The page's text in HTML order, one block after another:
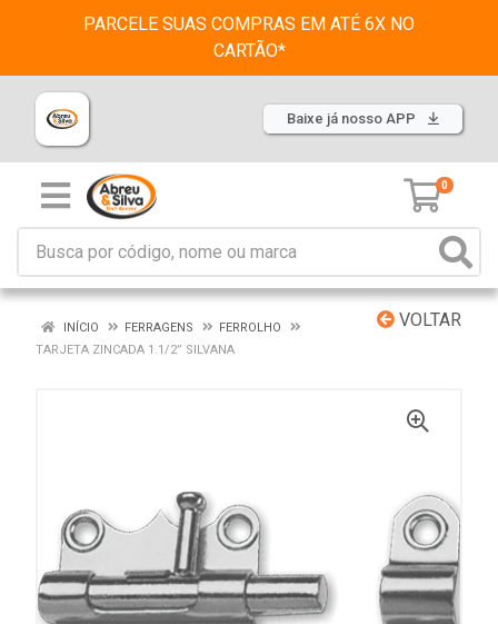
PARCELE SUAS COMPRAS EM ATÉ 6X NO
CARTÃO*
Baixe já nosso APP
0
VOLTAR
INÍCIO FERRAGENS
FERROLHO
TARJETA ZINCADA 1.1/2” SILVANA